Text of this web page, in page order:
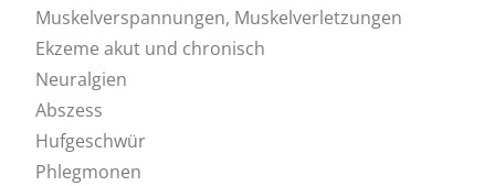
Muskelverspannungen, Muskelverletzungen
Ekzeme akut und chronisch
Neuralgien
Abszess
Hufgeschwür
Phlegmonen